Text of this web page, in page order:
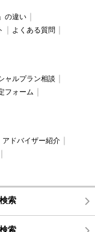
の違い
よくある質問
ャルプラン相談
フォーム
アドバイザー紹介
索
索